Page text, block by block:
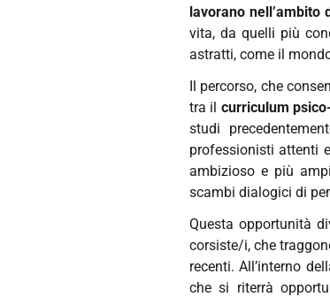
lavorano
vita, da quelli più
astratti, come il
Il percorso, che
tra il curriculum
studi
professionisti attenti
ambizioso e più
scambi dialogici di
Questa opportunità
corsiste/i, che
recenti. All’interno
che si riterrà